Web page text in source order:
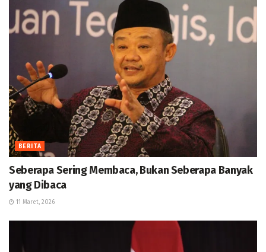
BERITA
Seberapa Sering Membaca, Bukan Seberapa Banyak
yang Dibaca
11 Maret, 2026